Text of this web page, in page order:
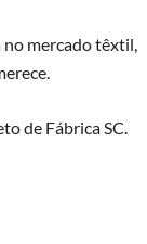
mercado têxtil,
de Fábrica SC.